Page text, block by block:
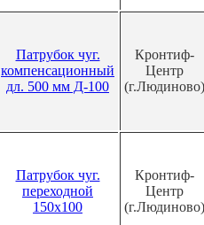
Патрубок чуг.
компенсационный
дл. 500 мм Д-100
Кронтиф-
Центр
(г.Людиново)
Патрубок чуг.
переходной
150х100
Кронтиф-
Центр
(г.Людиново)